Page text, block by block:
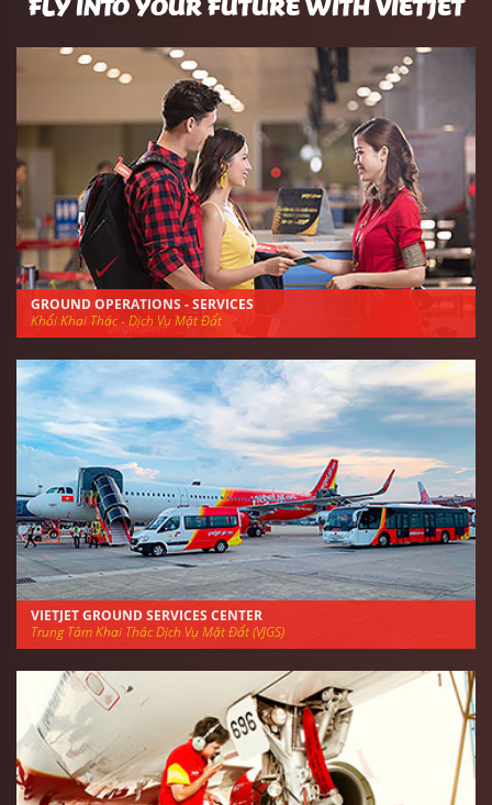
FLY INTO YOUR FUTURE WITH VIETJET
GROUND OPERATIONS - SERVICES
Khối Khai Thác - Dịch Vụ Mặt Đất
VIETJET GROUND SERVICES CENTER
Trung Tâm Khai Thác Dịch Vụ Mặt Đất (VJGS)